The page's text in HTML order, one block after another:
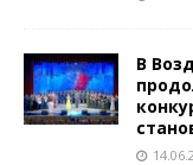
В